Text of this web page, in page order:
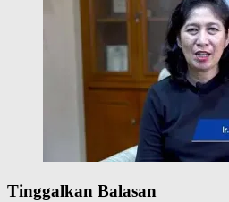
Tinggalkan Balasan